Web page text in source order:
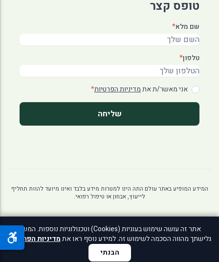
טופס קצר
שם מלא*
טלפון*
אני מאשר/ת אתמדיניות הפרטיות*
שליחה
המידע המופיע באתר עולם התה הינו למטרות מידע בלבד ואינו מיועד להוות תחליף
לייעוץ, אבחון או טיפול רפואי.
© 2026 עולם התה. כל הזכויות שמורות לאתר
מדיניות פרטיות|הצהרת נגישות
אתר זה עושה שימוש בעוגיות (Cookies) וטכנולוגיות נוספות. המשך
גלישתך מהווה הסכמה לשימוש זה. למידע נוסף ראו אתמדיניות הפרטיות.
הבנתי